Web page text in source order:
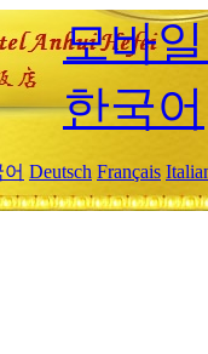
모바
한국어
Deutsch Français